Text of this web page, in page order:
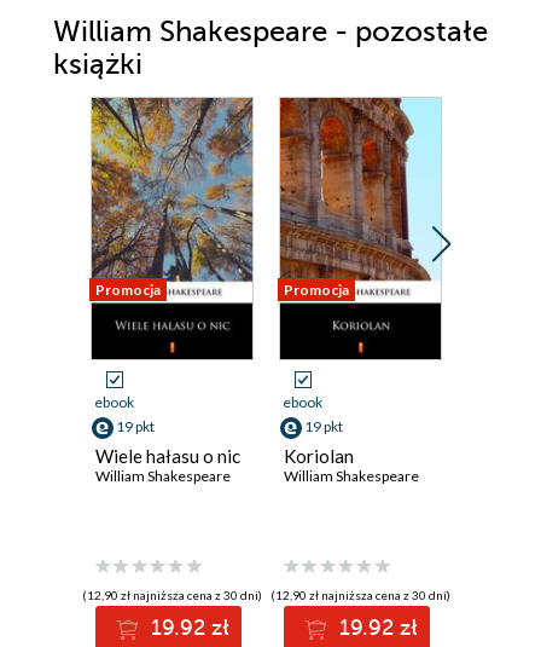
William Shakespeare - pozostałe
książki
Promocja
ebook
19 pkt
Wiele hałasu o nic
William Shakespeare
(12,90 zł najniższa cena z 30 dni)
19.92 zł
Promocja
ebook
19 pkt
Koriolan
William Shakespeare
(12,90 zł najniższa cena z 30 dni)
19.92 zł